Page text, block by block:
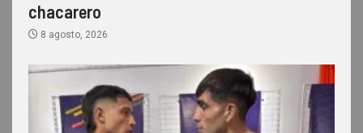
chacarero
8 agosto, 2026